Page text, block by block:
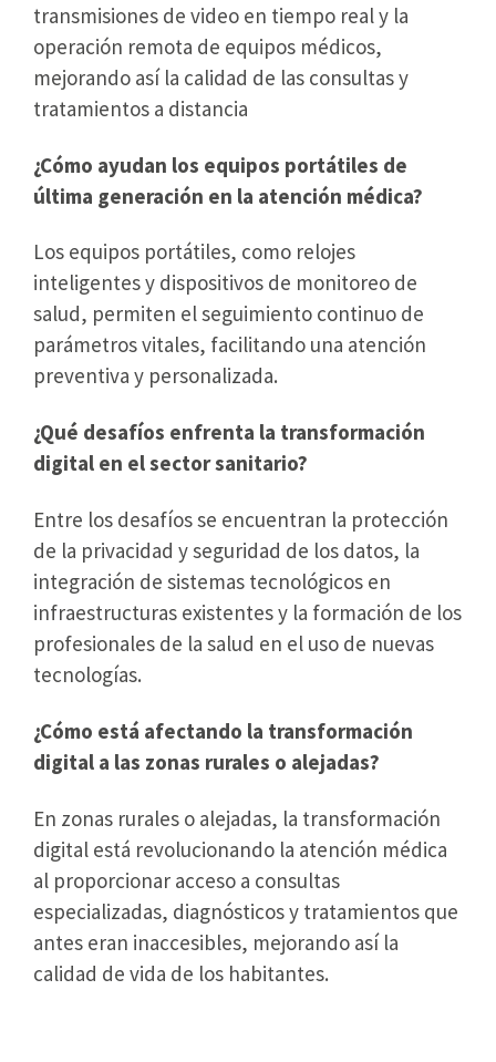
transmisiones de video en tiempo real y la
operación remota de equipos médicos,
mejorando así la calidad de las consultas y
tratamientos a distancia
¿Cómo ayudan los equipos portátiles de
última generación en la atención médica?
Los equipos portátiles, como relojes
inteligentes y dispositivos de monitoreo de
salud, permiten el seguimiento continuo de
parámetros vitales, facilitando una atención
preventiva y personalizada.
¿Qué desafíos enfrenta la transformación
digital en el sector sanitario?
Entre los desafíos se encuentran la protección
de la privacidad y seguridad de los datos, la
integración de sistemas tecnológicos en
infraestructuras existentes y la formación de los
profesionales de la salud en el uso de nuevas
tecnologías.
¿Cómo está afectando la transformación
digital a las zonas rurales o alejadas?
En zonas rurales o alejadas, la transformación
digital está revolucionando la atención médica
al proporcionar acceso a consultas
especializadas, diagnósticos y tratamientos que
antes eran inaccesibles, mejorando así la
calidad de vida de los habitantes.